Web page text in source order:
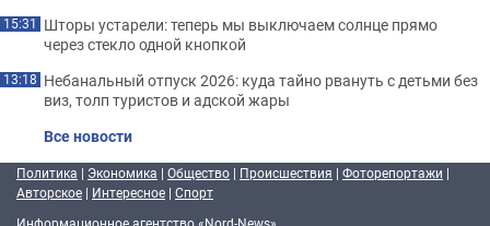
15:31 Шторы устарели: теперь мы выключаем солнце прямо
через стекло одной кнопкой
13:18 Небанальный отпуск 2026: куда тайно рвануть с детьми без
виз, толп туристов и адской жары
Все новости
Политика | Экономика | Общество | Происшествия | Фоторепортажи |
Авторское | Интересное | Спорт